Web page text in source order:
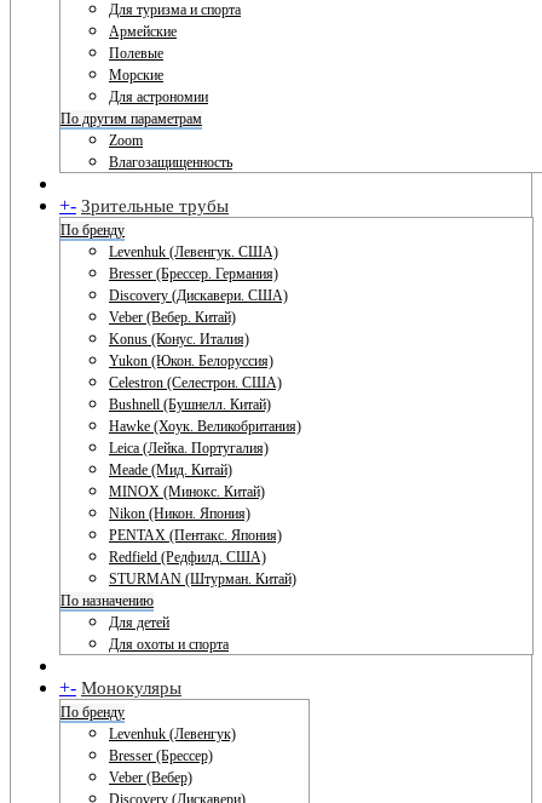
Для туризма и спорта
Армейские
Полевые
Морские
Для астрономии
По другим параметрам
Zoom
Влагозащищенность
+- Зрительные трубы
По бренду
Levenhuk (Левенгук. США)
Bresser (Брессер. Германия)
Discovery (Дискавери. США)
Veber (Вебер. Китай)
Konus (Конус. Италия)
Yukon (Юкон. Белоруссия)
Celestron (Селестрон. США)
Bushnell (Бушнелл. Китай)
Hawke (Хоук. Великобритания)
Leica (Лейка. Португалия)
Meade (Мид. Китай)
MINOX (Минокс. Китай)
Nikon (Никон. Япония)
PENTAX (Пентакс. Япония)
Redfield (Редфилд. США)
STURMAN (Штурман. Китай)
По назначению
Для детей
Для охоты и спорта
+- Монокуляры
По бренду
Levenhuk (Левенгук)
Bresser (Брессер)
Veber (Вебер)
Discovery (Дискавери)